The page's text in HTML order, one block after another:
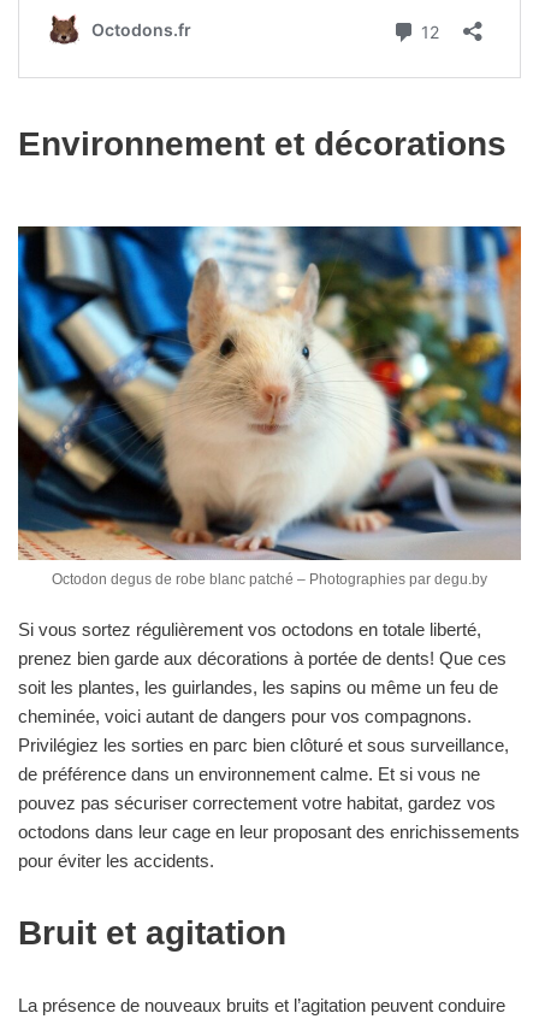
Environnement et décorations
Octodon degus de robe blanc patché – Photographies par degu.by
Si vous sortez régulièrement vos octodons en totale liberté,
prenez bien garde aux décorations à portée de dents! Que ces
soit les plantes, les guirlandes, les sapins ou même un feu de
cheminée, voici autant de dangers pour vos compagnons.
Privilégiez les sorties en parc bien clôturé et sous surveillance,
de préférence dans un environnement calme. Et si vous ne
pouvez pas sécuriser correctement votre habitat, gardez vos
octodons dans leur cage en leur proposant des enrichissements
pour éviter les accidents.
Bruit et agitation
La présence de nouveaux bruits et l’agitation peuvent conduire